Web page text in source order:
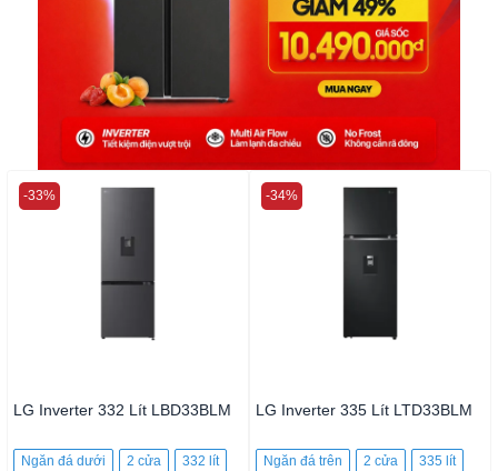
LG Inverter 332 Lít LBD33BLM
Ngăn đá dưới 2 cửa 332 lít
-33%
LG Inverter 335 Lít LTD33BLM
Ngăn đá trên 2 cửa 335 lít
-34%